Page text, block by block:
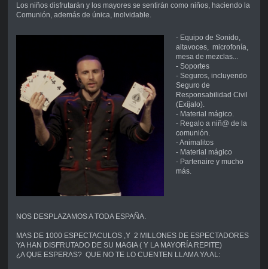
Los niños disfrutarán y los mayores se sentirán como niños, haciendo la
Comunión, además de única, inolvidable.
- Equipo de Sonido,
altavoces, microfonía,
mesa de mezclas...
- Soportes
- Seguros, incluyendo
Seguro de
Responsabilidad Civil
(Exíjalo).
- Material mágico.
- Regalo a niñ@ de la
comunión.
- Animalitos
- Material mágico
- Partenaire y mucho
más.
NOS DESPLAZAMOS A TODA ESPAÑA.
MAS DE 1000 ESPECTACULOS ,Y 2 MILLONES DE ESPECTADORES
YA HAN DISFRUTADO DE SU MAGIA ( Y LA MAYORÍA REPITE)
¿A QUE ESPERAS? QUE NO TE LO CUENTEN LLAMA YA AL: